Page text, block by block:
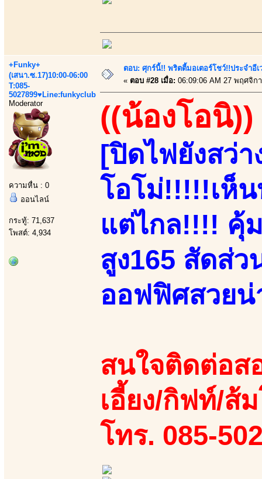
+Funky+
(เสนา.ซ.17)10:00-06:00
T:085-
5027899♥Line:funkyclub
Moderator
ความหื่น : 0
ออนไลน์
กระทู้: 71,637
โพสต์: 4,934
ตอบ: ศุกร์นี้!! พริตตี้มอเตอร์โชว์!!ประจำอี
« ตอบ #28 เมื่อ: 06:09:06 AM 27 พฤศจิก
((น้องโอนิ))
[ปิดไฟยังสว่
โอโม่!!!!!เห็
แต่ไกล!!!! คุ้
สูง165 สัดส่ว
ออฟฟิศสวยน่
สนใจติดต่อส
เอี้ยง/กิฟท์/ส้
โทร. 085-